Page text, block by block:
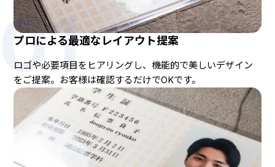
プロによる最適なレイアウト提案
ロゴや必要項目をヒアリングし、機能的で美しいデザイン
をご提案。お客様は確認するだけでOKです。